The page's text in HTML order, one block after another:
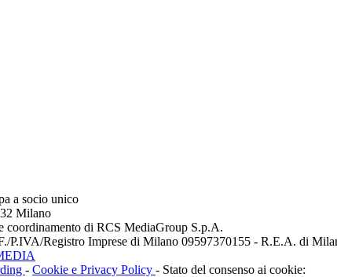
a socio unico
Milano
coordinamento di RCS MediaGroup S.p.A.
P.IVA/Registro Imprese di Milano 09597370155 - R.E.A. di
- Cookie e Privacy Policy - Stato del consenso ai cookie: